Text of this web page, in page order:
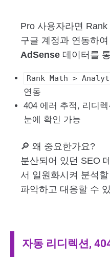
Pro 사용자라면
구글 계정과 연동하여
AdSense 데이터를
Rank Math >
연동
404 에러 추적, 리디
눈에 확인 가능
🔎 왜 중요한가요?
분산되어 있던 SEO
서 일원화시켜 분석
파악하고 대응할 수
자동 리디렉션,